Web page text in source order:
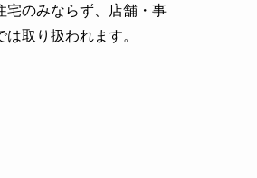
宅のみならず、店舗・事
取り扱われます。